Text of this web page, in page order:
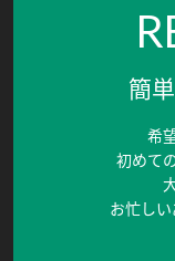
簡
希
初めて
お忙しい